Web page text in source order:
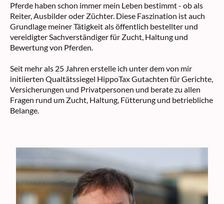
Pferde haben schon immer mein Leben bestimmt - ob als
Reiter, Ausbilder oder Züchter. Diese Faszination ist auch
Grundlage meiner Tätigkeit als öffentlich bestellter und
vereidigter Sachverständiger für Zucht, Haltung und
Bewertung von Pferden.
Seit mehr als 25 Jahren erstelle ich unter dem von mir
initiierten Qualtätssiegel HippoTax Gutachten für Gerichte,
Versicherungen und Privatpersonen und berate zu allen
Fragen rund um Zucht, Haltung, Fütterung und betriebliche
Belange.